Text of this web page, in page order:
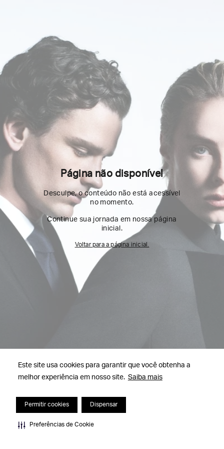
Este site usa cookies para garantir que você obtenha a
melhor experiência em nosso site. Saiba mais
Permitir cookies Dispensar
Preferências de Cookie
Página não disponível
Desculpe, o conteúdo não está acessível
no momento.
Continue sua jornada em nossa página
inicial.
Voltar para a página inicial.